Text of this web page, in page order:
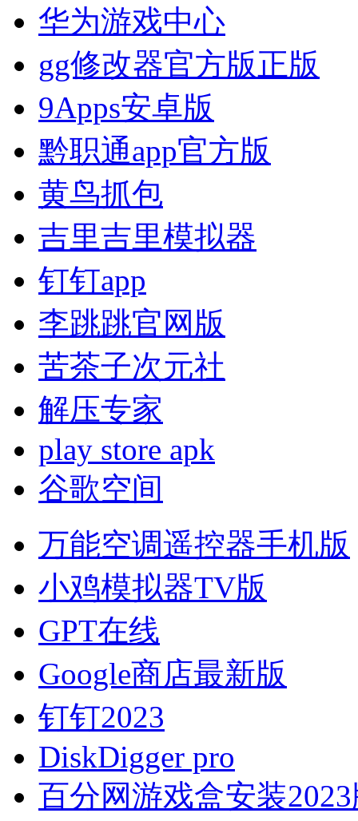
华为游戏中心
gg修改器官方版正版
9Apps安卓版
黔职通app官方版
黄鸟抓包
吉里吉里模拟器
钉钉app
李跳跳官网版
苦茶子次元社
解压专家
play store apk
谷歌空间
万能空调遥控器手机版
小鸡模拟器TV版
GPT在线
Google商店最新版
钉钉2023
DiskDigger pro
百分网游戏盒安装